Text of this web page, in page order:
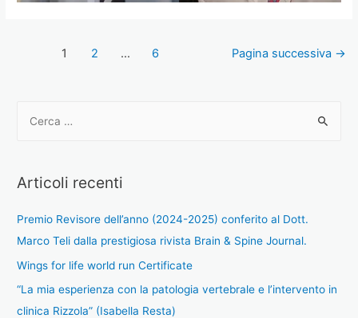
1 2 … 6 Pagina successiva →
Articoli recenti
Premio Revisore dell’anno (2024-2025) conferito al Dott.
Marco Teli dalla prestigiosa rivista Brain & Spine Journal.
Wings for life world run Certificate
“La mia esperienza con la patologia vertebrale e l’intervento in
clinica Rizzola” (Isabella Resta)